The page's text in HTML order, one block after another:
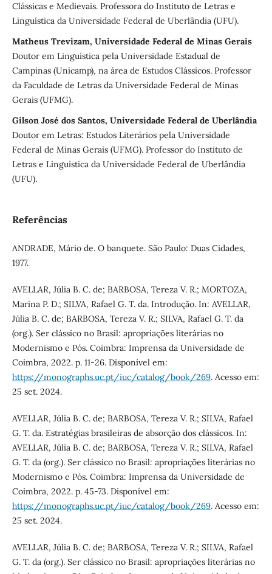
Clássicas e Medievais. Professora do Instituto de Letras e
Linguística da Universidade Federal de Uberlândia (UFU).
Matheus Trevizam, Universidade Federal de Minas Gerais
Doutor em Linguística pela Universidade Estadual de
Campinas (Unicamp), na área de Estudos Clássicos. Professor
da Faculdade de Letras da Universidade Federal de Minas
Gerais (UFMG).
Gilson José dos Santos, Universidade Federal de Uberlândia
Doutor em Letras: Estudos Literários pela Universidade
Federal de Minas Gerais (UFMG). Professor do Instituto de
Letras e Linguística da Universidade Federal de Uberlândia
(UFU).
Referências
ANDRADE, Mário de. O banquete. São Paulo: Duas Cidades,
1977.
AVELLAR, Júlia B. C. de; BARBOSA, Tereza V. R.; MORTOZA,
Marina P. D.; SILVA, Rafael G. T. da. Introdução. In: AVELLAR,
Júlia B. C. de; BARBOSA, Tereza V. R.; SILVA, Rafael G. T. da
(org.). Ser clássico no Brasil: apropriações literárias no
Modernismo e Pós. Coimbra: Imprensa da Universidade de
Coimbra, 2022. p. 11-26. Disponível em:
https://monographs.uc.pt/iuc/catalog/book/269. Acesso em:
25 set. 2024.
AVELLAR, Júlia B. C. de; BARBOSA, Tereza V. R.; SILVA, Rafael
G. T. da. Estratégias brasileiras de absorção dos clássicos. In:
AVELLAR, Júlia B. C. de; BARBOSA, Tereza V. R.; SILVA, Rafael
G. T. da (org.). Ser clássico no Brasil: apropriações literárias no
Modernismo e Pós. Coimbra: Imprensa da Universidade de
Coimbra, 2022. p. 45-73. Disponível em:
https://monographs.uc.pt/iuc/catalog/book/269. Acesso em:
25 set. 2024.
AVELLAR, Júlia B. C. de; BARBOSA, Tereza V. R.; SILVA, Rafael
G. T. da (org.). Ser clássico no Brasil: apropriações literárias no